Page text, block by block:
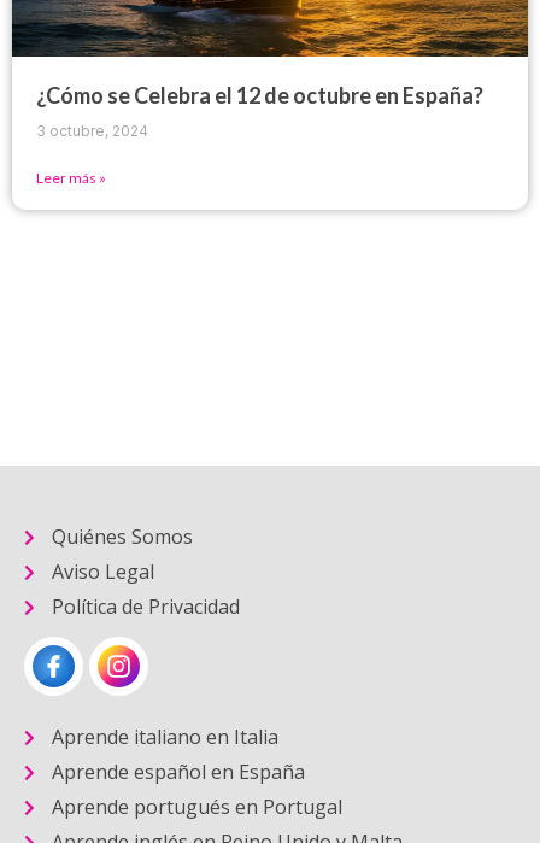
¿Cómo se Celebra el 12 de octubre en España?
3 octubre, 2024
Leer más »
Quiénes Somos
Aviso Legal
Política de Privacidad
Aprende italiano en Italia
Aprende español en España
Aprende portugués en Portugal